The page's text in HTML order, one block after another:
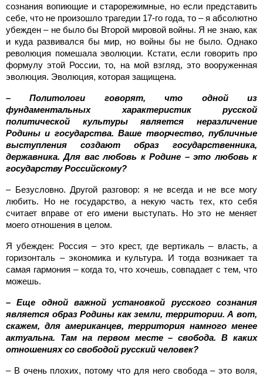
сознания вопиющие и старорежимные, но если представить
себе, что не произошло трагедии 17-го года, то – я абсолютно
убежден – не было бы Второй мировой войны. Я не знаю, как
и куда развивался бы мир, но войны бы не было. Однако
революция помешала эволюции. Кстати, если говорить про
формулу этой России, то, на мой взгляд, это вооруженная
эволюция. Эволюция, которая защищена.
– Политологи говорят, что одной из
фундаментальных характеристик русской
политической культуры является неразличение
Родины и государства. Ваше творчество, публичные
выступления создают образ государственника,
державника. Для вас любовь к Родине – это любовь к
государству Российскому?
– Безусловно. Другой разговор: я не всегда и не все могу
любить. Но не государство, а некую часть тех, кто себя
считает вправе от его имени выступать. Но это не меняет
моего отношения в целом.
Я убежден: Россия – это крест, где вертикаль – власть, а
горизонталь – экономика и культура. И тогда возникает та
самая гармония – когда то, что хочешь, совпадает с тем, что
можешь.
– Еще одной важной установкой русского сознания
является образ Родины как земли, территории. А вот,
скажем, для американцев, территория намного менее
актуальна. Там на первом месте – свобода. В каких
отношениях со свободой русский человек?
– В очень плохих, потому что для него свобода – это воля,